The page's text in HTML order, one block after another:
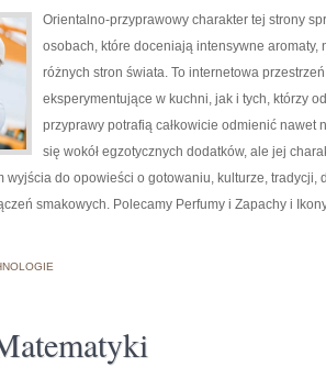
Orientalno-przyprawowy charakter tej strony
osobach, które doceniają intensywne
różnych stron świata. To internetowa
eksperymentujące w kuchni, jak i tych, którzy
przyprawy potrafią całkowicie odmienić nawet
się wokół egzotycznych dodatków, ale jej
wyjścia do opowieści o gotowaniu, kulturze, tradycji,
smakowych. Polecamy Perfumy i Zapachy i